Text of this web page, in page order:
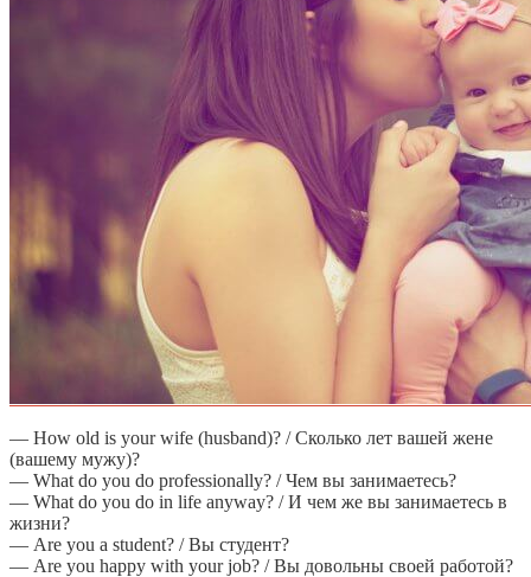
— How old is your wife (husband)? / Сколько лет вашей жене
(вашему мужу)?
— What do you do professionally? / Чем вы занимаетесь?
— What do you do in life anyway? / И чем же вы занимаетесь в
жизни?
— Are you a student? / Вы студент?
— Are you happy with your job? / Вы довольны своей работой?